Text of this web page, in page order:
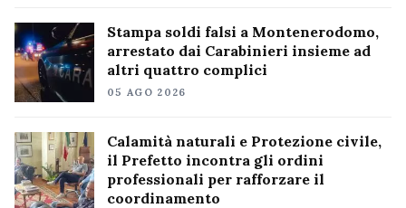
Stampa soldi falsi a Montenerodomo,
arrestato dai Carabinieri insieme ad
altri quattro complici
05 AGO 2026
Calamità naturali e Protezione civile,
il Prefetto incontra gli ordini
professionali per rafforzare il
coordinamento